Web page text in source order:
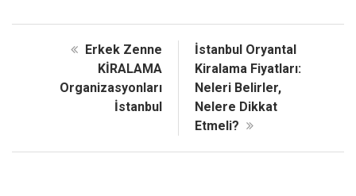
Erkek Zenne
KİRALAMA
Organizasyonları
İstanbul
İstanbul Oryantal
Kiralama Fiyatları:
Neleri Belirler,
Nelere Dikkat
Etmeli?